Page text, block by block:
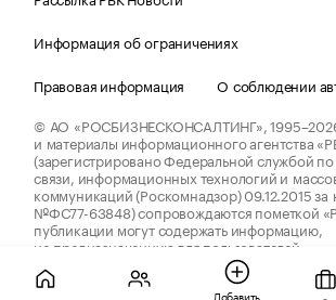
Информация об ограничениях
Правовая информация
О соблюдении
© АО «РОСБИЗНЕСКОНСАЛТИНГ»,
и материалы информационного агентства
(зарегистрировано Федеральной службой
связи, информационных технологий и
коммуникаций (Роскомнадзор) 09.12.2015
№ФС77-63848) сопровождаются пометкой
публикации могут содержать информацию,
не предназначенную для пользователей
до 18 лет.
companycardsfeedback@rbc.ru
Добавить